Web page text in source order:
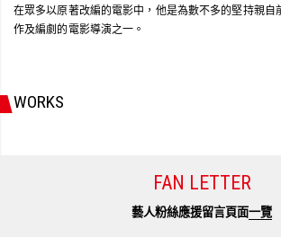
在眾多以原著改編的電影中，他是為數不多的堅持親自
作及編劇的電影導演之一。
WORKS
FAN LETTER
藝人粉絲應援留言頁面一覽